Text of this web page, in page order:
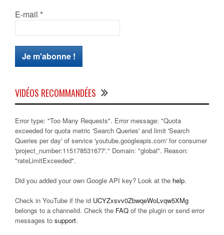
E-mail *
VIDÉOS RECOMMANDÉES
Error type: "Too Many Requests". Error message: "Quota
exceeded for quota metric 'Search Queries' and limit 'Search
Queries per day' of service 'youtube.googleapis.com' for consumer
'project_number:115178531677'." Domain: "global". Reason:
"rateLimitExceeded".
Did you added your own Google API key? Look at the help.
Check in YouTube if the id UCYZxsvv0ZbwqeWoLvqw5XMg
belongs to a channelid. Check the FAQ of the plugin or send error
messages to support.